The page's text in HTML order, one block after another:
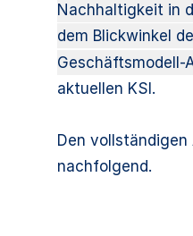
Nachhaltigkeit in
dem Blickwinkel
Geschäftsmodell-
aktuellen KSI.
Den
nachfolgend.